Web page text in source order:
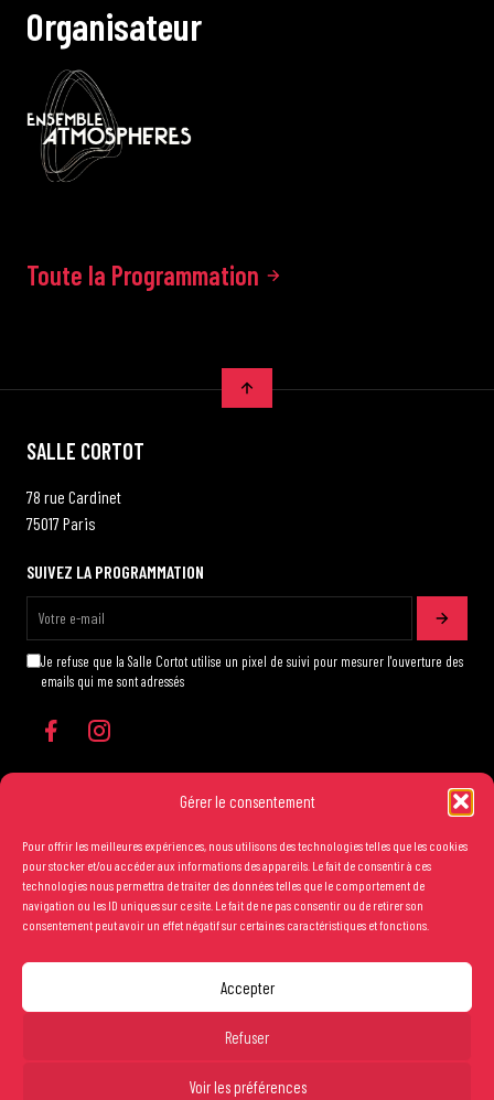
Gérer le consentement
Pour offrir les meilleures expériences, nous utilisons des technologies telles que les cookies
pour stocker et/ou accéder aux informations des appareils. Le fait de consentir à ces
technologies nous permettra de traiter des données telles que le comportement de
navigation ou les ID uniques sur ce site. Le fait de ne pas consentir ou de retirer son
consentement peut avoir un effet négatif sur certaines caractéristiques et fonctions.
Accepter
Refuser
Voir les préférences
Organisateur
Toute la Programmation
Carré Or : 55€
Catégorie 2 : 22€
SALLE CORTOT
78 rue Cardinet
75017 Paris
SUIVEZ LA PROGRAMMATION
Je refuse que la Salle Cortot utilise un pixel de suivi pour mesurer l'ouverture des
emails qui me sont adressés
Les conditions générales de vente
Mentions légales
Crédits
Copyright Salle Cortot © 2025 - Création studio